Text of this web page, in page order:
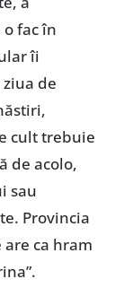
fac în
îi
de
cult trebuie
de acolo,
sau
Provincia
ca hram